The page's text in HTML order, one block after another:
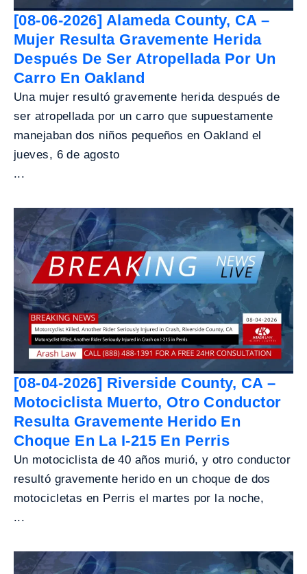
[08-06-2026] Alameda County, CA –
Mujer Resulta Gravemente Herida
Después De Ser Atropellada Por Un
Carro En Oakland
Una mujer resultó gravemente herida después de
ser atropellada por un carro que supuestamente
manejaban dos niños pequeños en Oakland el
jueves, 6 de agosto
...
[08-04-2026] Riverside County, CA –
Motociclista Muerto, Otro Conductor
Resulta Gravemente Herido En
Choque En La I-215 En Perris
Un motociclista de 40 años murió, y otro conductor
resultó gravemente herido en un choque de dos
motocicletas en Perris el martes por la noche,
...